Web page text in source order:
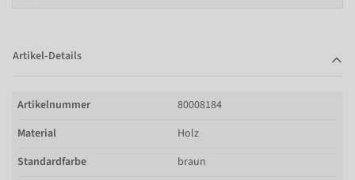
Artikel-Details
Artikelnummer
80008184
Material
Holz
Standardfarbe
braun